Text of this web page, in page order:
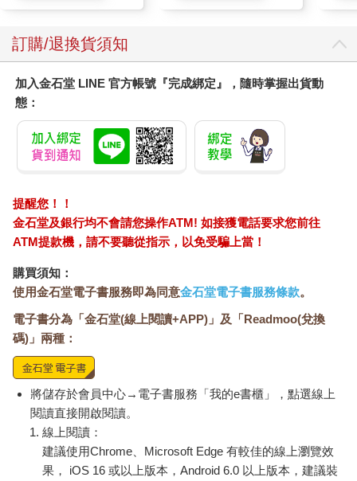
接收集起來，送到水資源缺乏的地方有多好？如此不但能讓雨水
但影響物品保存，也有害健康。
或許有人覺得癡人說夢，不過既然都有太陽能面板，希望來點可
以收集、傳送雨水的發明也不為過吧？
那一天，伍仁實一樣坐在門口，看著路上行人撐傘走來走去、看
一不留神，伍仁實被經過的車子濺起積水噴得一身溼。
服，轉身進店內：「就說我討厭雨天。」
因為剛剛被水潑到，他決定午餐除了泡麵之外，再給自己一杯熱
薑茶。自從媽媽去世，他就很少喝薑茶了，剛好前幾天在網路上
看到一個食譜跟媽媽用的材料很像，說不定望能重現媽媽的味
道。他準備好適量的水，將老薑洗淨、不削皮，直接切成薄片，
再把洗好的蔥整支連莖一起放進去，大火水滾之後，加入市售的
糖蜜金桔餅和黑糖，轉小火煮約五到十分鐘。
等待的期間，他坐到電視前面看正在播映什麼。
訂購/退換貨須知
加入金石堂 LINE 官方帳號『完成綁定』，隨時掌握出貨動
態：
提醒您！！
金石堂及銀行均不會請您操作ATM! 如接獲電話要求您前往
ATM提款機，請不要聽從指示，以免受騙上當！
購買須知：
使用金石堂電子書服務即為同意金石堂電子書服務條款。
電子書分為「金石堂(線上閱讀+APP)」及「Readmoo(兌換
碼)」兩種：
將儲存於會員中心→電子書服務「我的e書櫃」，點選線上
閱讀直接開啟閱讀。
線上閱讀：
建議使用Chrome、Microsoft Edge 有較佳的線上瀏覽效
果， iOS 16 或以上版本，Android 6.0 以上版本，建議裝